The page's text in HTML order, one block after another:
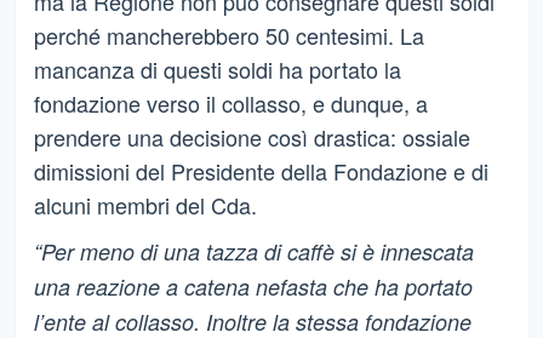
perché mancherebbero 50 centesimi. La
mancanza di questi soldi ha portato la
fondazione verso il collasso, e dunque, a
prendere una decisione così drastica: ossiale
dimissioni del Presidente della Fondazione e di
alcuni membri del Cda.
“Per meno di una tazza di caffè si è innescata
una reazione a catena nefasta che ha portato
l’ente al collasso. Inoltre la stessa fondazione